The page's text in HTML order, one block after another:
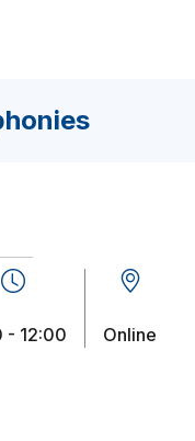
- 12:00 online